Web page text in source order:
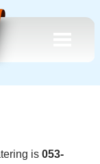
is 053-